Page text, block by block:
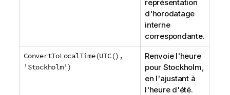
représentation
d'horodatage
interne
correspondante.
ConvertToLocalTime(UTC(),
'Stockholm')
Renvoie l'heure
pour Stockholm,
en l'ajustant à
l'heure d'été.